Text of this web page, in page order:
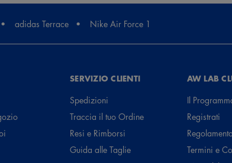
adidas Terrace Nike Air Force 1
SERVIZIO CLIENTI
Spedizioni
Traccia il tuo Ordine
Resi e Rimborsi
Guida alle Taglie
AW LAB
Il
Registrati
Termini e